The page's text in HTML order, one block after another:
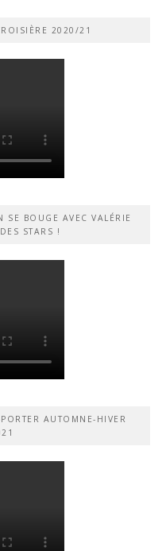
2020/21
SE BOUGE AVEC VALÉRIE
STARS !
AUTOMNE-HIVER